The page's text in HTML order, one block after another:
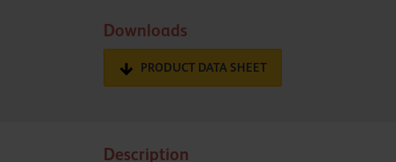
Downloads
PRODUCT DATA SHEET
Description